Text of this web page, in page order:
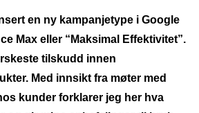
en ny kampanjetype i Google
Max eller “Maksimal Effektivitet”.
tilskudd innen
Med innsikt fra møter med
kunder forklarer jeg her hva